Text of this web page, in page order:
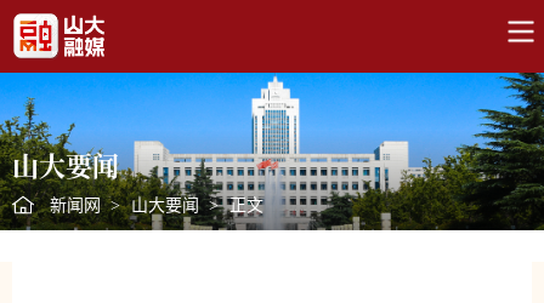
山大要闻
新闻网 > 山大要闻 > 正文